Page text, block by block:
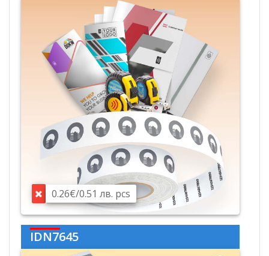
0.26€/0.51 лв. pcs
IDN7645